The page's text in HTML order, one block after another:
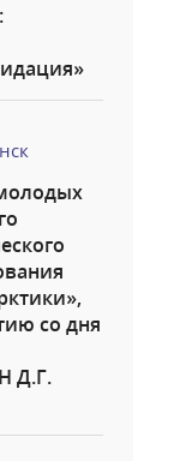
со дня
Д.Г.